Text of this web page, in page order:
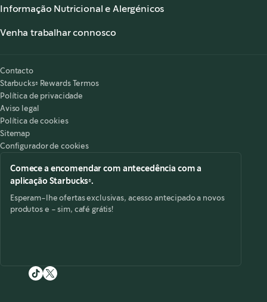
Os nossos Cafés
Serviço de apoio ao cliente
Informação Nutricional e Alergénicos
Alergénicos,opens in a new tab
Venha trabalhar connosco
Contacto
Starbucks® Rewards Termos
Política de privacidade
Aviso legal
Política de cookies
Sitemap
Configurador de cookies
Comece a encomendar com antecedência com a
aplicação Starbucks®.
Esperam-lhe ofertas exclusivas, acesso antecipado a novos
produtos e - sim, café grátis!